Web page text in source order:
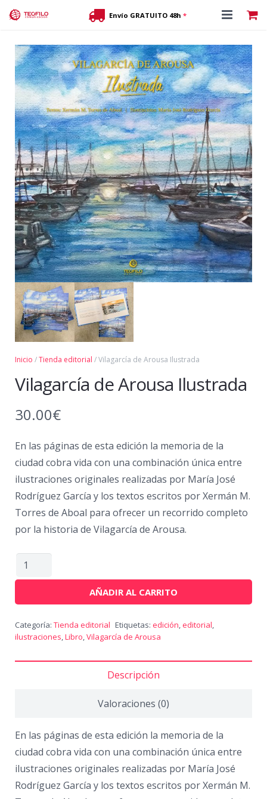
Envío GRATUITO 48h *
Tienda editorial
JACOBSLAND
Contacto
Inicio /Tienda editorial / Vilagarcía de Arousa Ilustrada
Vilagarcía de Arousa Ilustrada
30.00€
En las páginas de esta edición la memoria de la
ciudad cobra vida con una combinación única entre
ilustraciones originales realizadas por María José
Rodríguez García y los textos escritos por Xermán M.
Torres de Aboal para ofrecer un recorrido completo
por la historia de Vilagarcía de Arousa.
AÑADIR AL CARRITO
Categoría: Tienda editorial Etiquetas: edición editorial
ilustraciones Libro Vilagarcía de Arousa
Descripción
Valoraciones (0)
En las páginas de esta edición la memoria de la
ciudad cobra vida con una combinación única entre
ilustraciones originales realizadas por María José
Rodríguez García y los textos escritos por Xermán M.